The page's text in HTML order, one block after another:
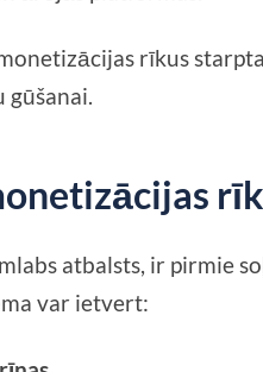
rīkus
gūšanai.
atbalsts, ir pirmie
var ietvert: